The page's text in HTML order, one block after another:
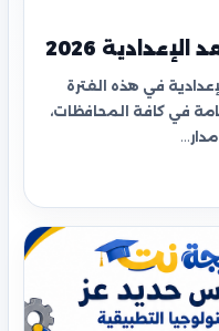
2026
في هذه الفترة
في كافة المحافظات،